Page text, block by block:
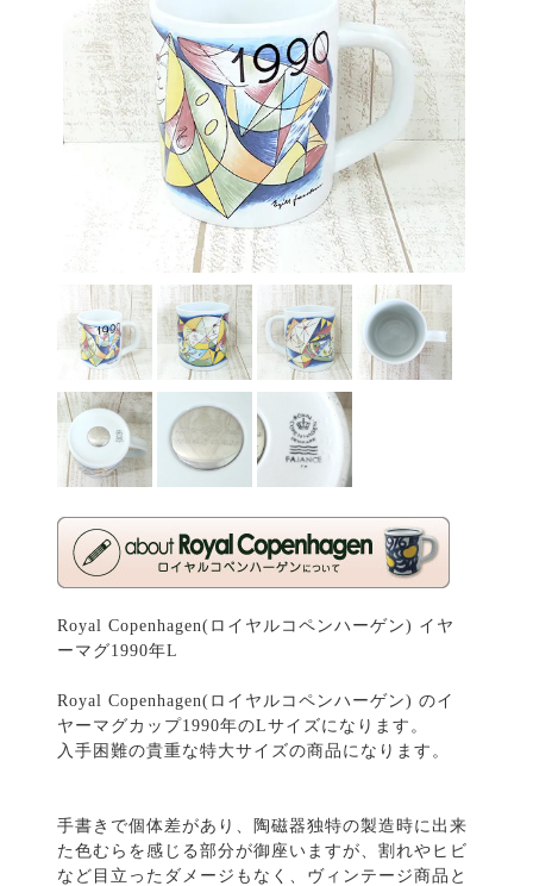
Royal Copenhagen(ロイヤルコペンハーゲン) イヤ
ーマグ1990年L
Royal Copenhagen(ロイヤルコペンハーゲン) のイ
ヤーマグカップ1990年のLサイズになります。
入手困難の貴重な特大サイズの商品になります。
手書きで個体差があり、陶磁器独特の製造時に出来
た色むらを感じる部分が御座いますが、割れやヒビ
など目立ったダメージもなく、ヴィンテージ商品と